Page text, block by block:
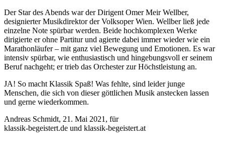
Der Star des Abends war der Dirigent Omer Meir Wellber,
designierter Musikdirektor der Volksoper Wien. Wellber ließ jede
einzelne Note spürbar werden. Beide hochkomplexen Werke
dirigierte er ohne Partitur und agierte dabei immer wieder wie ein
Marathonläufer – mit ganz viel Bewegung und Emotionen. Es war
intensiv spürbar, wie enthusiastisch und hingebungsvoll er seinem
Beruf nachgeht; er trieb das Orchester zur Höchstleistung an.
JA! So macht Klassik Spaß! Was fehlte, sind leider junge
Menschen, die sich von dieser göttlichen Musik anstecken lassen
und gerne wiederkommen.
Andreas Schmidt, 21. Mai 2021, für
klassik-begeistert.de und klassik-begeistert.at